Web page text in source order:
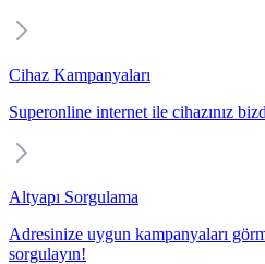
Cihaz Kampanyaları
Superonline internet ile cihazınız
Altyapı Sorgulama
Adresinize uygun kampanyaları
sorgulayın!